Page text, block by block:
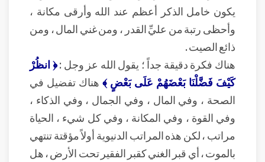
يكون خامل الذكر أعظم عند الله وأرقى مكانة ،
وأحظى رتبة من عليِّ القدر ، ومن غني المال ، ومن
ذائع الصيت .
هناك فكرة دقيقة جداً ؛ يقول الله عز وجل :﴿ انظُرْ
كَيْفَ فَضَّلْنَا بَعْضَهُمْ عَلَى بَعْضٍ ﴾ هناك تفضيل في
الصحة ، وفي المال ، وفي الجمال ، وفي الذكاء ،
وفي القوة ، وفي المكانة ، وفي كل شيء ، الحياة
مراتب ، لكن هذه المراتب الدنيوية أولاً مؤقتة تنتهي
بالموت ، أي قبر الغني كقبر الفقير تحت الأرض ، هل